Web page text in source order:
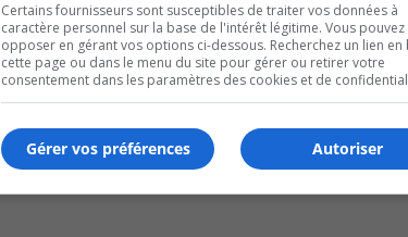
Certains fournisseurs sont susceptibles de traiter vos données à
caractère personnel sur la base de l'intérêt légitime. Vous pouvez
opposer en gérant vos options ci-dessous. Recherchez un lien en
cette page ou dans le menu du site pour gérer ou retirer votre
consentement dans les paramètres des cookies et de
Autoriser
Gérer vos préférences